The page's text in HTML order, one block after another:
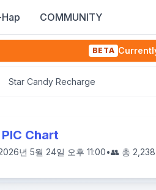
COMMUNITY
BETA
Star Candy Recharge
Chart
년 5월 24일 오후 11:00•👥 총